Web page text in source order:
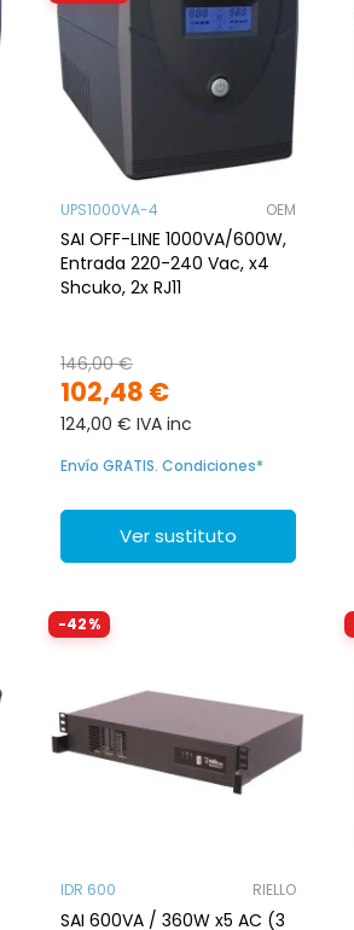
UPS1000VA-4 OEM
SAI OFF-LINE 1000VA/600W,
Entrada 220-240 Vac, x4
Shcuko, 2x RJ11
102,48 €
146,00 €
124,00 € IVA inc
Envío GRATIS. Condiciones*
Ver sustituto
-42%
IDR 600 RIELLO
SAI 600VA / 360W x5 AC (3